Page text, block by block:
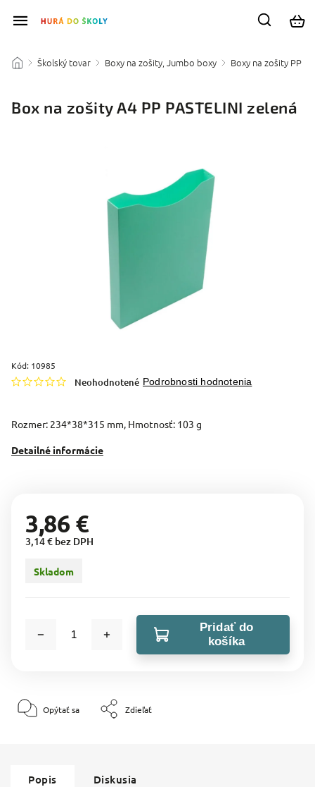
/ Školský tovar / Boxy na zošity, Jumbo boxy / Boxy na zošity PP
Box na zošity A4 PP PASTELINI zelená
Kód: 10985
Neohodnotené Podrobnosti hodnotenia
Rozmer: 234*38*315 mm, Hmotnosť: 103 g
Detailné informácie
3,86 €
3,14 € bez DPH
Skladom
Pridať do
košíka
Opýtať sa Zdieľať
Popis Diskusia